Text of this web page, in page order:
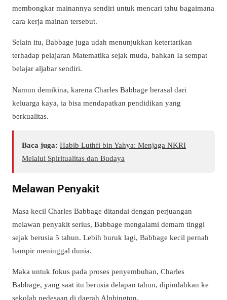
membongkar mainannya sendiri untuk mencari tahu bagaimana
cara kerja mainan tersebut.
Selain itu, Babbage juga udah menunjukkan ketertarikan
terhadap pelajaran Matematika sejak muda, bahkan Ia sempat
belajar aljabar sendiri.
Namun demikina, karena Charles Babbage berasal dari
keluarga kaya, ia bisa mendapatkan pendidikan yang
berkualitas.
Baca juga: Habib Luthfi bin Yahya: Menjaga NKRI
Melalui Spiritualitas dan Budaya
Melawan Penyakit
Masa kecil Charles Babbage ditandai dengan perjuangan
melawan penyakit serius, Babbage mengalami demam tinggi
sejak berusia 5 tahun. Lebih buruk lagi, Babbage kecil pernah
hampir meninggal dunia.
Maka untuk fokus pada proses penyembuhan, Charles
Babbage, yang saat itu berusia delapan tahun, dipindahkan ke
sekolah pedesaan di daerah Alphington.